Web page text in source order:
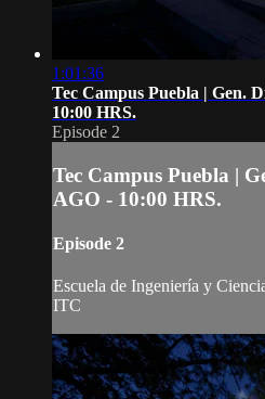
1:01:36
Tec Campus Puebla | Gen.
10:00 HRS.
Episode 2
Tec Campus Puebla |
AGO - 10:00 HRS.
Episode 2
Escuela de Ingeniería y
ITC